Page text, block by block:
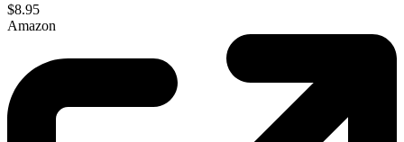
$8.95
Amazon